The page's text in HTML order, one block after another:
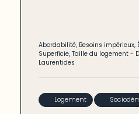
Abordabilité, Besoins impérieux,
Superficie,Taille du logement -
Laurentides
Logement